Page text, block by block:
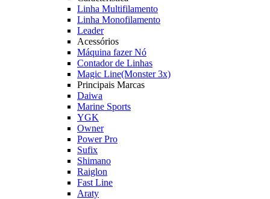
Linha Multifilamento
Linha Monofilamento
Leader
Acessórios
Máquina fazer Nó
Contador de Linhas
Magic Line(Monster 3x)
Principais Marcas
Daiwa
Marine Sports
YGK
Owner
Power Pro
Sufix
Shimano
Raiglon
Fast Line
Araty